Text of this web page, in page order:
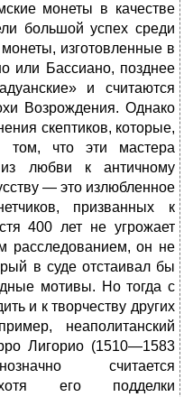
монеты в качестве
большой успех среди
изготовленные в
или Бассиано, позднее
и считаются
Возрождения. Однако
скептиков, которые,
том, что эти мастера
из любви к античному
— это излюбленное
призванных к
400 лет не угрожает
расследованием, он не
в суде отстаивал бы
мотивы. Но тогда с
и к творчеству других
неаполитанский
Лигорио (1510—1583
считается
хотя его подделки